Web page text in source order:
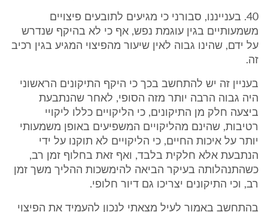
40. בענייננו, סבורני כי מגיעים לתובעים פיצויים
משמעותיים בגין עוגמת נפש, אף כי לא בהיקף שנדרש
על ידם, שהינו גבוה לאין שיעור מהפיצוי המגיע בגין רכיב
זה.
בעניין זה יש להתחשב בכך כי היקף התיקונים הראשוני
היה גבוה הרבה יותר מזה הסופי, לאחר שהנתבעת
ביצעה חלק מן התיקונים, כי הליקויים כללו ליקויי
רטיבות, שהינם מהליקויים המשפיעים באופן משמעותי
יותר על איכות החיים, כי הליקויים לא תוקנו על ידי
הנתבעת אלא חלקית בלבד, ואף זאת בחלוף זמן רב,
כשהתנהלותה בעיקר הביאה להימשכות ההליך משך זמן
רב, וכי התיקונים יצריכו גם דיור חלופי.
בהתחשב באמור לעיל מצאתי לנכון להעמיד את הפיצוי